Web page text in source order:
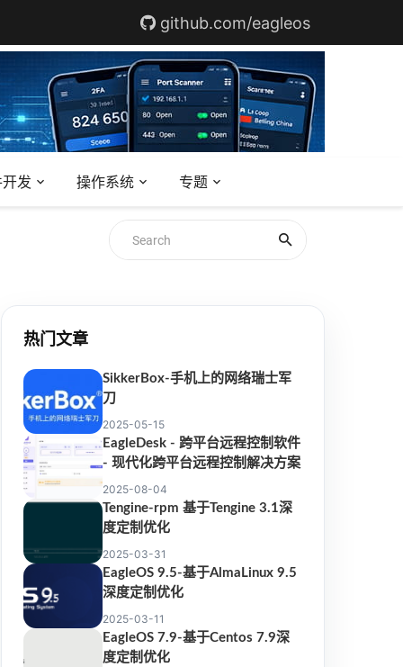
github.com/eagleos
发 操作系统 专题
热门文章
SikkerBox-手机上的网络瑞士军
刀
2025-05-15
EagleDesk - 跨平台远程控制软件
- 现代化跨平台远程控制解决方案
2025-08-04
Tengine-rpm 基于Tengine 3.1深
度定制优化
2025-03-31
EagleOS 9.5-基于AlmaLinux 9.5
深度定制优化
2025-03-11
EagleOS 7.9-基于Centos 7.9深
度定制优化